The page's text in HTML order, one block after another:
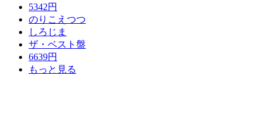
5342円
のりこえつつ
しろじま
ザ・ベスト盤
6639円
もっと見る